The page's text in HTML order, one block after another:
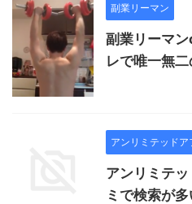
副業リーマン
副業リーマ
レで唯一無
アンリミテッドア
アンリミテ
ミで検索が